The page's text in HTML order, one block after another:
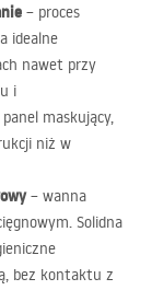
– proces
idealne
nawet przy
i
maskujący,
niż w
– wanna
Solidna
bez kontaktu z